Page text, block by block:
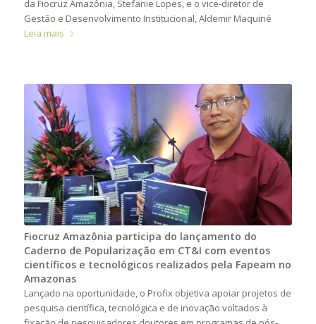
da Fiocruz Amazônia, Stefanie Lopes, e o vice-diretor de
Gestão e Desenvolvimento Institucional, Aldemir Maquiné
Leia mais
Fiocruz Amazônia participa do lançamento do
Caderno de Popularização em CT&I com eventos
científicos e tecnológicos realizados pela Fapeam no
Amazonas
Lançado na oportunidade, o Profix objetiva apoiar projetos de
pesquisa científica, tecnológica e de inovação voltados à